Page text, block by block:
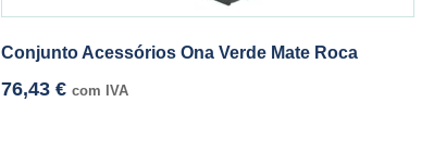
Conjunto Acessórios Ona Verde Mate Roca
76,43 € com IVA